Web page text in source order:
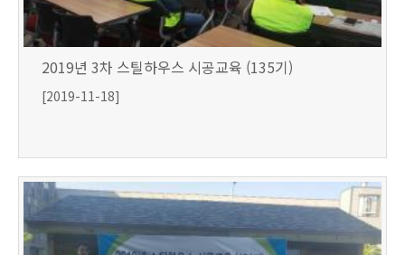
2019년 3차 스틸하우스 시공교육 (135기)
[2019-11-18]